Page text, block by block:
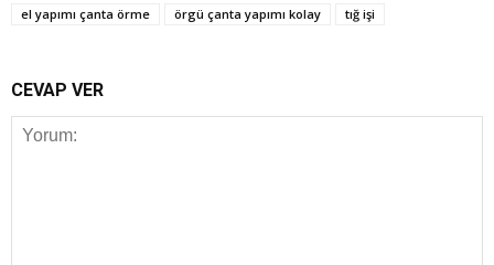
el yapımı çanta örme
örgü çanta yapımı kolay tığ işi
CEVAP VER